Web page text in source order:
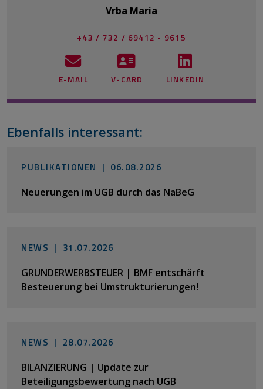
Vrba Maria
+43 / 732 / 69412 - 9615
E-MAIL V-CARD LINKEDIN
Ebenfalls interessant:
PUBLIKATIONEN | 06.08.2026
Neuerungen im UGB durch das NaBeG
NEWS | 31.07.2026
GRUNDERWERBSTEUER | BMF entschärft
Besteuerung bei Umstrukturierungen!
NEWS | 28.07.2026
BILANZIERUNG | Update zur
Beteiligungsbewertung nach UGB